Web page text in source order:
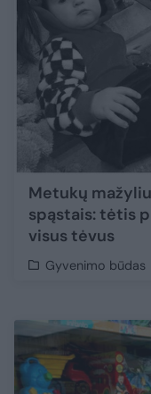
Metukų
spąstais: tėtis
visus tėvus
Gyvenimo būdas